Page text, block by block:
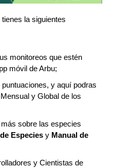
tienes la siguientes
monitoreos que estén
móvil de Arbu;
y aquí podras
y Global de los
Especies y Manual de
y Cientistas de